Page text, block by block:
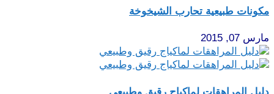
مكونات طبيعية تحارب الشيخوخة
مارس 07, 2015